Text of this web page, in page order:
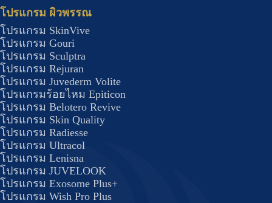
โปรแกรม ผิวพรรณ
โปรแกรม SkinVive
โปรแกรม Gouri
โปรแกรม Sculptra
โปรแกรม Rejuran
โปรแกรม Juvederm Volite
โปรแกรมร้อยไหม Epiticon
โปรแกรม Belotero Revive
โปรแกรม Skin Quality
โปรแกรม Radiesse
โปรแกรม Ultracol
โปรแกรม Lenisna
โปรแกรม JUVELOOK
โปรแกรม Exosome Plus+
โปรแกรม Wish Pro Plus